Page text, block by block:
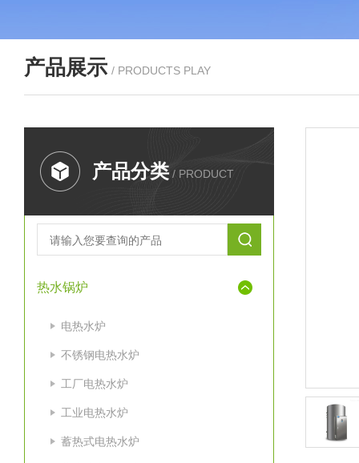
产品展示 / PRODUCTS PLAY
产品分类 / PRODUCT
热水锅炉
电热水炉
不锈钢电热水炉
工厂电热水炉
工业电热水炉
蓄热式电热水炉